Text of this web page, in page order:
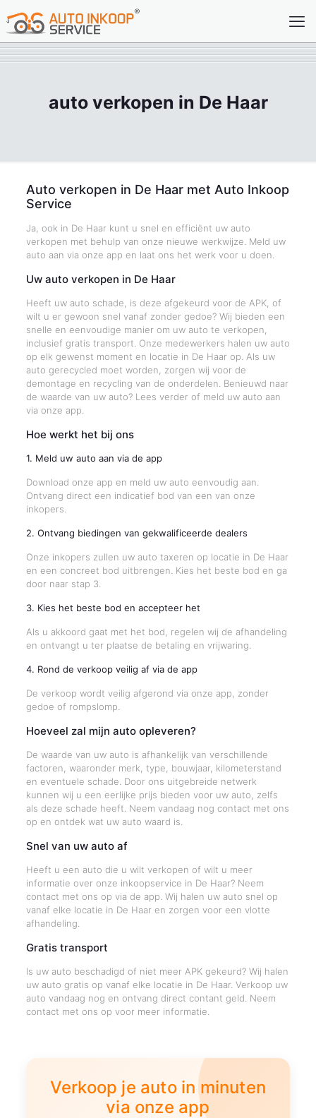
auto verkopen in De Haar
Auto verkopen in De Haar met Auto Inkoop
Service
Ja, ook in De Haar kunt u snel en efficiënt uw auto
verkopen met behulp van onze nieuwe werkwijze. Meld uw
auto aan via onze app en laat ons het werk voor u doen.
Uw auto verkopen in De Haar
Heeft uw auto schade, is deze afgekeurd voor de APK, of
wilt u er gewoon snel vanaf zonder gedoe? Wij bieden een
snelle en eenvoudige manier om uw auto te verkopen,
inclusief gratis transport. Onze medewerkers halen uw auto
op elk gewenst moment en locatie in De Haar op. Als uw
auto gerecycled moet worden, zorgen wij voor de
demontage en recycling van de onderdelen. Benieuwd naar
de waarde van uw auto? Lees verder of meld uw auto aan
via onze app.
Hoe werkt het bij ons
1. Meld uw auto aan via de app
Download onze app en meld uw auto eenvoudig aan.
Ontvang direct een indicatief bod van een van onze
inkopers.
2. Ontvang biedingen van gekwalificeerde dealers
Onze inkopers zullen uw auto taxeren op locatie in De Haar
en een concreet bod uitbrengen. Kies het beste bod en ga
door naar stap 3.
3. Kies het beste bod en accepteer het
Als u akkoord gaat met het bod, regelen wij de afhandeling
en ontvangt u ter plaatse de betaling en vrijwaring.
4. Rond de verkoop veilig af via de app
De verkoop wordt veilig afgerond via onze app, zonder
gedoe of rompslomp.
Hoeveel zal mijn auto opleveren?
De waarde van uw auto is afhankelijk van verschillende
factoren, waaronder merk, type, bouwjaar, kilometerstand
en eventuele schade. Door ons uitgebreide netwerk
kunnen wij u een eerlijke prijs bieden voor uw auto, zelfs
als deze schade heeft. Neem vandaag nog contact met ons
op en ontdek wat uw auto waard is.
Snel van uw auto af
Heeft u een auto die u wilt verkopen of wilt u meer
informatie over onze inkoopservice in De Haar? Neem
contact met ons op via de app. Wij halen uw auto snel op
vanaf elke locatie in De Haar en zorgen voor een vlotte
afhandeling.
Gratis transport
Is uw auto beschadigd of niet meer APK gekeurd? Wij halen
uw auto gratis op vanaf elke locatie in De Haar. Verkoop uw
auto vandaag nog en ontvang direct contant geld. Neem
contact met ons op voor meer informatie.
Verkoop je auto in minuten
via onze app